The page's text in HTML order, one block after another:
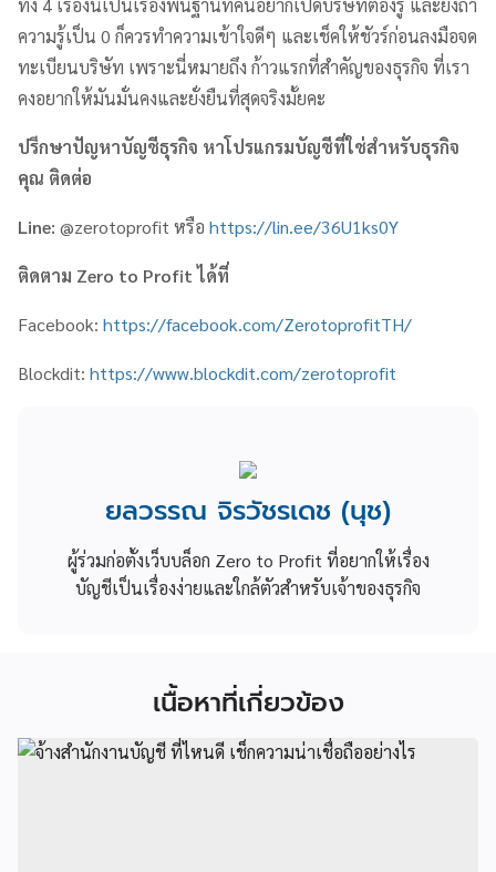
ความรู้เป็น 0 ก็ควรทำความเข้าใจดีๆ และเช็คให้ชัวร์ก่อนลงมือจด
ทะเบียนบริษัท เพราะนี่หมายถึง ก้าวแรกที่สำคัญของธุรกิจ ที่เรา
คงอยากให้มันมั่นคงและยั่งยืนที่สุดจริงมั้ยคะ
ปรึกษาปัญหาบัญชีธุรกิจ หาโปรแกรมบัญชีที่ใช่สำหรับธุรกิจ
คุณ ติดต่อ
Line: @zerotoprofit หรือ https://lin.ee/36U1ks0Y
ติดตาม Zero to Profit ได้ที่
Facebook: https://facebook.com/ZerotoprofitTH/
Blockdit: https://www.blockdit.com/zerotoprofit
ยลวรรณ จิรวัชรเดช (นุช)
ผู้ร่วมก่อตั้งเว็บบล็อก Zero to Profit ที่อยากให้เรื่อง
บัญชีเป็นเรื่องง่ายและใกล้ตัวสำหรับเจ้าของธุรกิจ
เนื้อหาที่เกี่ยวข้อง